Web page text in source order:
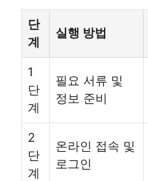
단
계
실행 방법
1
단
계
필요 서류 및
정보 준비
2
단
계
온라인 접속 및
로그인